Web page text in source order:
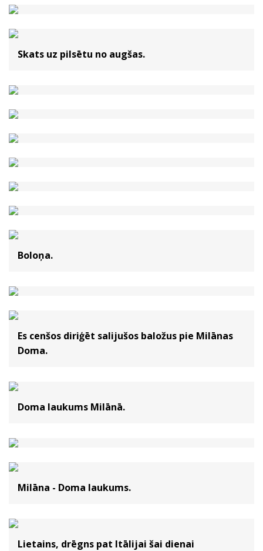
Skats uz pilsētu no augšas.
Boloņa.
Es cenšos diriģēt salijušos baložus pie Milānas
Doma.
Doma laukums Milānā.
Milāna - Doma laukums.
Lietains, drēgns pat Itālijai šai dienai